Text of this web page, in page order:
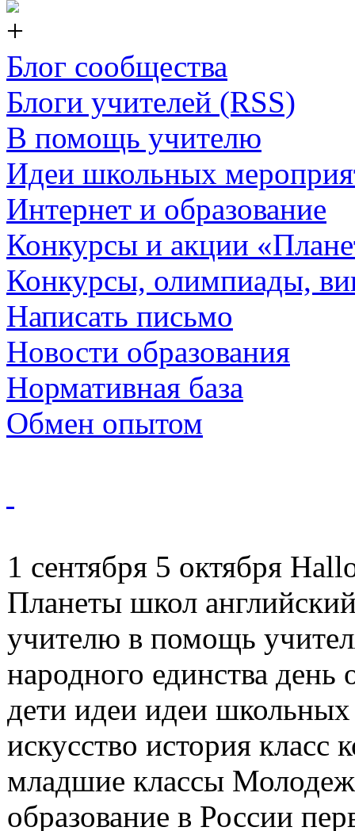
Блог сообщества
Блоги учителей (RSS)
В помощь учителю
Идеи школьных
Интернет и образование
Конкурсы и акции
Конкурсы, олимпиады,
Написать письмо
Новости образования
Нормативная база
Обмен опытом
1 сентября 5 октября
Планеты школ
учителю в помощь
народного единства
дети идеи идеи
искусство история
младшие классы
образование в России